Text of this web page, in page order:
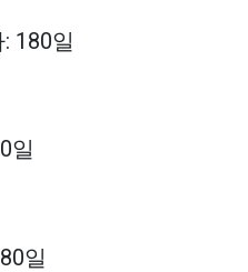
180일
일
일